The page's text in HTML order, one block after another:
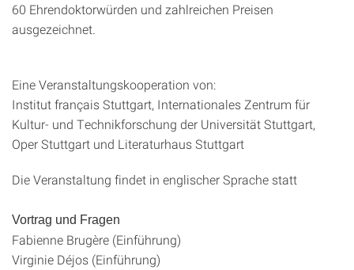
60 Ehrendoktorwürden und zahlreichen Preisen
ausgezeichnet.
Eine Veranstaltungskooperation von:
Institut français Stuttgart, Internationales Zentrum für
Kultur- und Technikforschung der Universität Stuttgart,
Oper Stuttgart und Literaturhaus Stuttgart
Die Veranstaltung findet in englischer Sprache statt
Vortrag und Fragen
Fabienne Brugère (Einführung)
Virginie Déjos (Einführung)